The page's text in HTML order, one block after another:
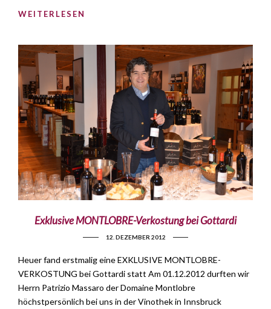
WEITERLESEN
Exklusive MONTLOBRE-Verkostung bei Gottardi
12. DEZEMBER 2012
Heuer fand erstmalig eine EXKLUSIVE MONTLOBRE-
VERKOSTUNG bei Gottardi statt Am 01.12.2012 durften wir
Herrn Patrizio Massaro der Domaine Montlobre
höchstpersönlich bei uns in der Vinothek in Innsbruck